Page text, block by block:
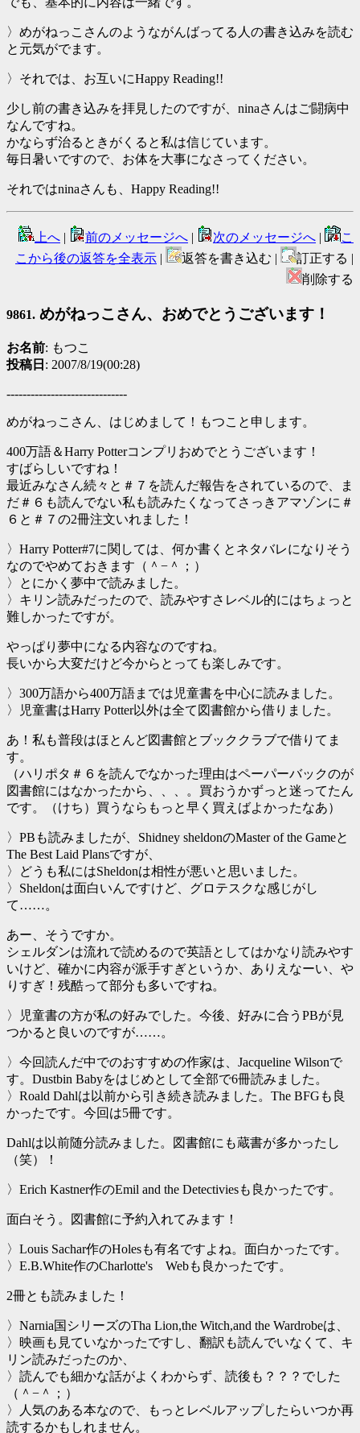
〉めがねっこさんのようながんばってる人の書き込みを読む
と元気がでます。
〉それでは、お互いにHappy Reading!!
少し前の書き込みを拝見したのですが、ninaさんはご闘病中
なんですね。
かならず治るときがくると私は信じています。
毎日暑いですので、お体を大事になさってください。
それではninaさんも、Happy Reading!!
上へ | 前のメッセージへ | 次のメッセージへ |
こ
こから後の返答を全表示 | 返答を書き込む |
訂正する |
削除する
9861. めがねっこさん、おめでとうございます！
お名前: もつこ
投稿日 : 2007/8/19(00:28)
------------------------------
めがねっこさん、はじめまして！もつこと申します。
400万語＆Harry Potterコンプリおめでとうございます！
すばらしいですね！
最近みなさん続々と＃７を読んだ報告をされているので、ま
だ＃６も読んでない私も読みたくなってさっきアマゾンに＃
６と＃７の2冊注文いれました！
〉Harry Potter#7に関しては、何か書くとネタバレになりそう
なのでやめておきます（＾−＾；）
〉とにかく夢中で読みました。
〉キリン読みだったので、読みやすさレベル的にはちょっと
難しかったですが。
やっぱり夢中になる内容なのですね。
長いから大変だけど今からとっても楽しみです。
〉300万語から400万語までは児童書を中心に読みました。
〉児童書はHarry Potter以外は全て図書館から借りました。
あ！私も普段はほとんど図書館とブッククラブで借りてま
す。
（ハリポタ＃６を読んでなかった理由はペーパーバックのが
図書館にはなかったから、、、。買おうかずっと迷ってたん
です。（けち）買うならもっと早く買えばよかったなあ）
〉PBも読みましたが、Shidney sheldonのMaster of the Gameと
The Best Laid Plansですが、
〉どうも私にはSheldonは相性が悪いと思いました。
〉Sheldonは面白いんですけど、グロテスクな感じがし
て……。
あー、そうですか。
シェルダンは流れで読めるので英語としてはかなり読みやす
いけど、確かに内容が派手すぎというか、ありえなーい、や
りすぎ！残酷って部分も多いですね。
〉児童書の方が私の好みでした。今後、好みに合うPBが見
つかると良いのですが……。
〉今回読んだ中でのおすすめの作家は、Jacqueline Wilsonで
す。Dustbin Babyをはじめとして全部で6冊読みました。
〉Roald Dahlは以前から引き続き読みました。The BFGも良
かったです。今回は5冊です。
Dahlは以前随分読みました。図書館にも蔵書が多かったし
（笑）！
〉Erich Kastner作のEmil and the Detectiviesも良かったです。
面白そう。図書館に予約入れてみます！
〉Louis Sachar作のHolesも有名ですよね。面白かったです。
〉E.B.White作のCharlotte's Webも良かったです。
2冊とも読みました！
〉Narnia国シリーズのTha Lion,the Witch,and the Wardrobeは、
〉映画も見ていなかったですし、翻訳も読んでいなくて、キ
リン読みだったのか、
〉読んでも細かな話がよくわからず、読後も？？？でした
（＾−＾；）
〉人気のある本なので、もっとレベルアップしたらいつか再
読するかもしれません。